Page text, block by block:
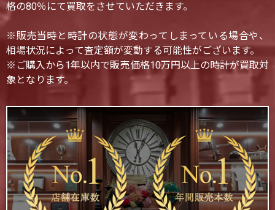
格の80％にて買取をさせていただきます。
※販売当時と時計の状態が変わってしまっている場合や、
相場状況によって査定額が変動する可能性がございます。
※ご購入から1年以内で販売価格10万円以上の時計が買取対
象となります。